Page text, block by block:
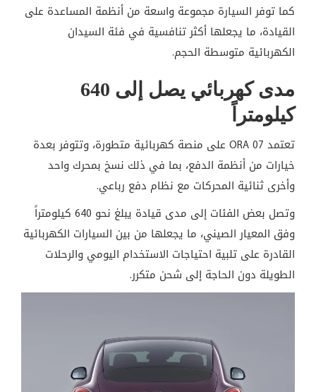
كما توفر السيارة مجموعة واسعة من أنظمة المساعدة على
القيادة، ما يجعلها أكثر تنافسية في فئة السيدان
الكهربائية متوسطة الحجم.
مدى كهربائي يصل إلى 640
كيلومتراً
تعتمد ORA 07 على منصة كهربائية متطورة، وتتوفر بعدة
خيارات من أنظمة الدفع، بما في ذلك نسخ بمحرك واحد
وأخرى ثنائية المحركات مع نظام دفع رباعي.
وتصل بعض الفئات إلى مدى قيادة يبلغ نحو 640 كيلومتراً
وفق المعيار الصيني، ما يجعلها من بين السيارات الكهربائية
القادرة على تلبية احتياجات الاستخدام اليومي والرحلات
الطويلة دون الحاجة إلى شحن متكرر.